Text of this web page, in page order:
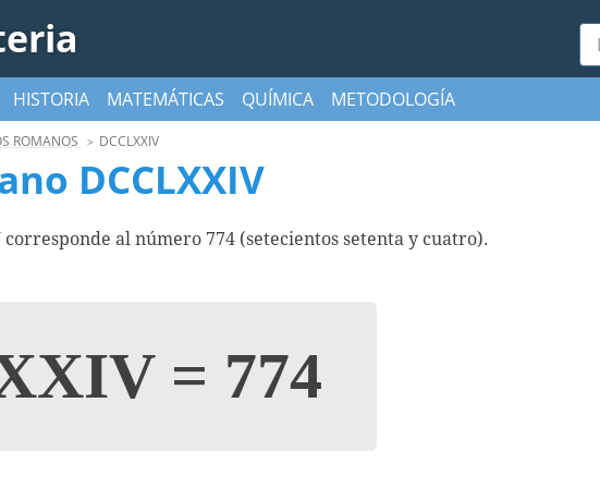
HISTORIA MATEMÁTICAS QUÍMICA METODOLOGÍA
ROMANOS DCCLXXIV
DCCLXXIV
al número 774 (setecientos setenta y cuatro).
= 774